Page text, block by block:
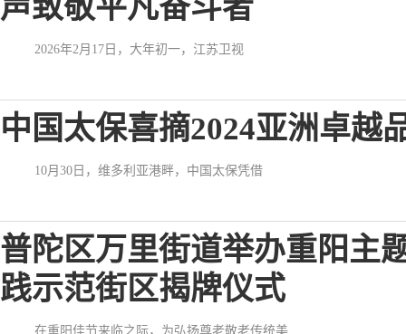
声致敬平凡奋斗者
2026年2月17日，大年初一，江苏卫视
中国太保喜摘2024亚洲卓越
10月30日，维多利亚港畔，中国太保凭借
普陀区万里街道举办重阳主
践示范街区揭牌仪式
在重阳佳节来临之际，为弘扬尊老敬老传统美